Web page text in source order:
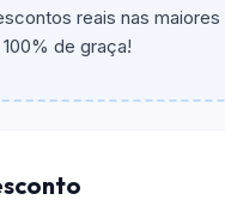
limite.
produto?
reais nas maiores
100% de graça!